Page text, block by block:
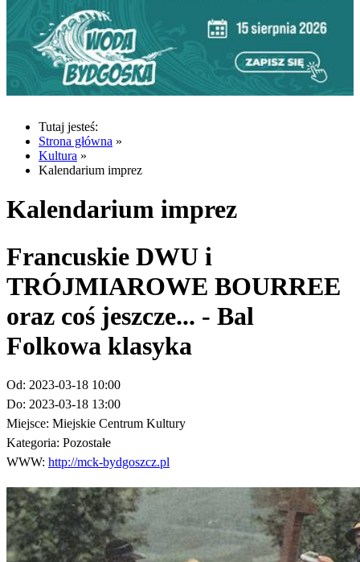
Tutaj jesteś:
Strona główna »
Kultura »
Kalendarium imprez
Kalendarium imprez
Francuskie DWU i
TRÓJMIAROWE BOURREE
oraz coś jeszcze... - Bal
Folkowa klasyka
Od: 2023-03-18 10:00
Do: 2023-03-18 13:00
Miejsce: Miejskie Centrum Kultury
Kategoria: Pozostałe
WWW: http://mck-bydgoszcz.pl